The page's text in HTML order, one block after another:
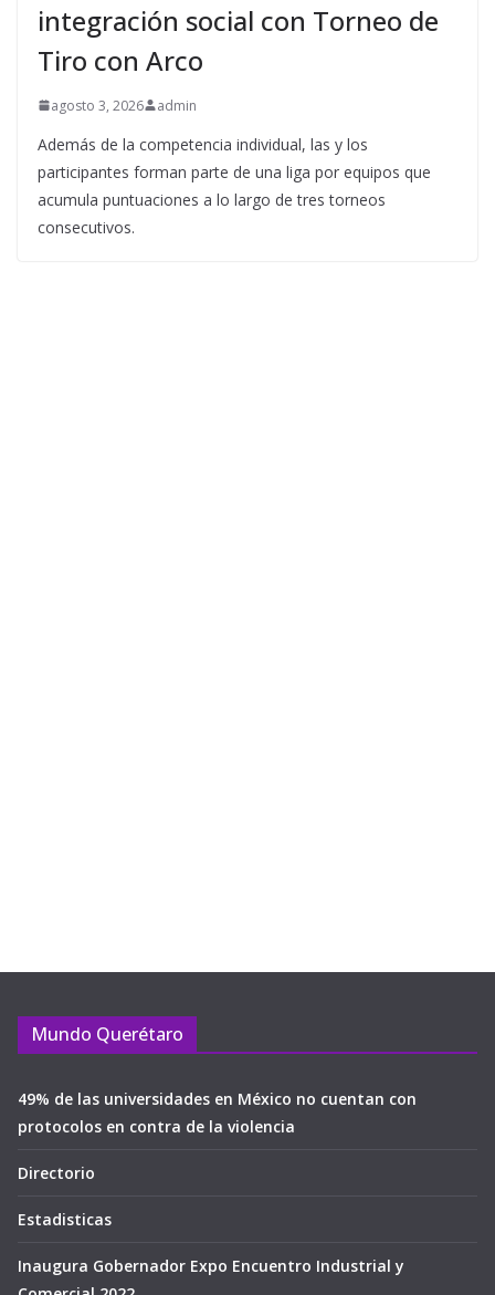
integración social con Torneo de
Tiro con Arco
agosto 3, 2026 admin
Además de la competencia individual, las y los
participantes forman parte de una liga por equipos que
acumula puntuaciones a lo largo de tres torneos
consecutivos.
Mundo Querétaro
49% de las universidades en México no cuentan con
protocolos en contra de la violencia
Directorio
Estadisticas
Inaugura Gobernador Expo Encuentro Industrial y